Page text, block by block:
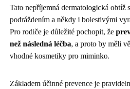
Tato nepříjemná dermatologická obtíž
podráždením a někdy i bolestivými
Pro rodiče je důležité pochopit, že
než následná léčba, a proto by měli
vhodné kosmetiky pro miminko.
Základem účinné prevence je